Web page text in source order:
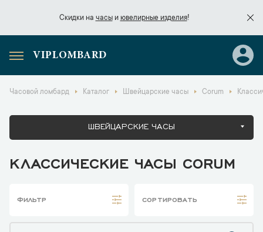
Скидки на часыи ювелирные изделия!
Скидки начасы
VIPLOMBARD
Часовой ломбард Каталог Швейцарские часы Corum
ШВЕЙЦАРСКИЕ ЧАСЫ
КЛАССИЧЕСКИЕ ЧАСЫ CORUM
ФИЛЬТР СОРТИРОВАТЬ